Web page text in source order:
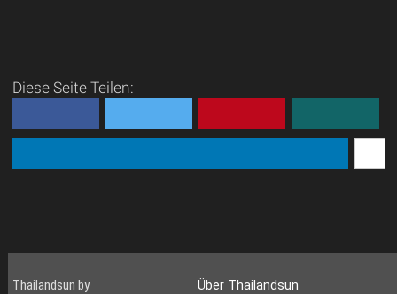
Diese Seite Teilen:
Thailandsun by
Über Thailandsun